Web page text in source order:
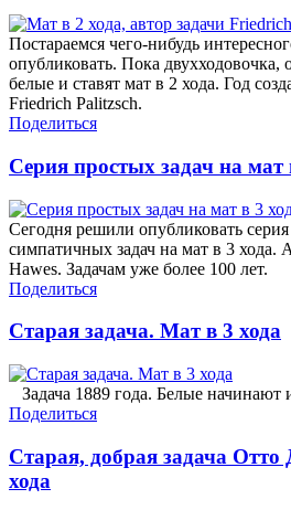
Постараемся чего-нибудь
опубликовать. Пока двухходовочка,
белые и ставят мат в 2 хода. Год
Friedrich Palitzsch.
Поделиться
Серия простых задач на мат
Сегодня решили опубликовать
симпатичных задач на мат в 3 хода.
Hawes. Задачам уже более 100 лет.
Поделиться
Старая задача. Мат в 3 хода
Задача 1889 года. Белые начинают
Поделиться
Старая, добрая задача Отто
хода